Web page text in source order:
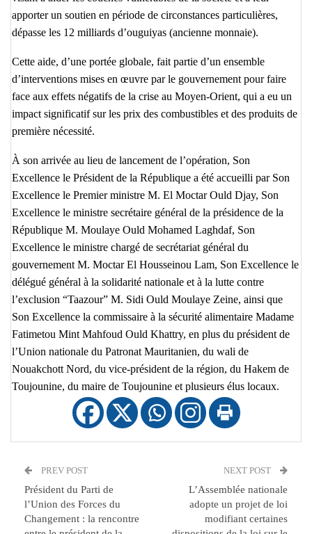
apporter un soutien en période de circonstances particulières,
dépasse les 12 milliards d’ouguiyas (ancienne monnaie).
Cette aide, d’une portée globale, fait partie d’un ensemble
d’interventions mises en œuvre par le gouvernement pour faire
face aux effets négatifs de la crise au Moyen-Orient, qui a eu un
impact significatif sur les prix des combustibles et des produits de
première nécessité.
À son arrivée au lieu de lancement de l’opération, Son
Excellence le Président de la République a été accueilli par Son
Excellence le Premier ministre M. El Moctar Ould Djay, Son
Excellence le ministre secrétaire général de la présidence de la
République M. Moulaye Ould Mohamed Laghdaf, Son
Excellence le ministre chargé de secrétariat général du
gouvernement M. Moctar El Housseinou Lam, Son Excellence le
délégué général à la solidarité nationale et à la lutte contre
l’exclusion “Taazour” M. Sidi Ould Moulaye Zeine, ainsi que
Son Excellence la commissaire à la sécurité alimentaire Madame
Fatimetou Mint Mahfoud Ould Khattry, en plus du président de
l’Union nationale du Patronat Mauritanien, du wali de
Nouakchott Nord, du vice-président de la région, du Hakem de
Toujounine, du maire de Toujounine et plusieurs élus locaux.
PREV POST
Président du Parti de
l’Union des Forces du
Changement : la rencontre
NEXT POST
L’Assemblée nationale
adopte un projet de loi
modifiant certaines